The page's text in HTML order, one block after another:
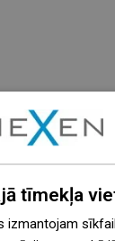
tīmekļa
izmantojam